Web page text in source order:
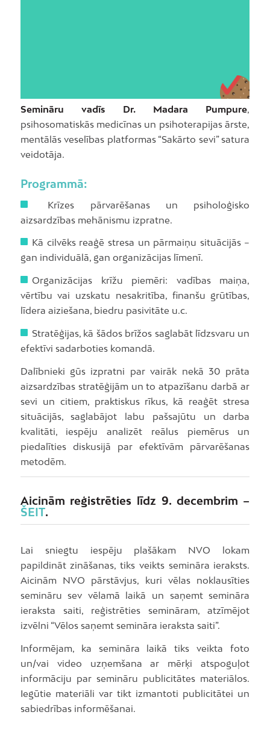
Semināru vadīs Dr. Madara Pumpure,
psihosomatiskās medicīnas un psihoterapijas ārste,
mentālās veselības platformas “Sakārto sevi” satura
veidotāja.
Programmā:
Krīzes pārvarēšanas un psiholoģisko
aizsardzības mehānismu izpratne.
Kā cilvēks reaģē stresa un pārmaiņu situācijās –
gan individuālā, gan organizācijas līmenī.
Organizācijas krīžu piemēri: vadības maiņa,
vērtību vai uzskatu nesakritība, finanšu grūtības,
līdera aiziešana, biedru pasivitāte u.c.
Stratēģijas, kā šādos brīžos saglabāt līdzsvaru un
efektīvi sadarboties komandā.
Dalībnieki gūs izpratni par vairāk nekā 30 prāta
aizsardzības stratēģijām un to atpazīšanu darbā ar
sevi un citiem, praktiskus rīkus, kā reaģēt stresa
situācijās, saglabājot labu pašsajūtu un darba
kvalitāti, iespēju analizēt reālus piemērus un
piedalīties diskusijā par efektīvām pārvarēšanas
metodēm.
Aicinām reģistrēties līdz 9. decembrim –
ŠEIT.
Lai sniegtu iespēju plašākam NVO lokam
papildināt zināšanas, tiks veikts semināra ieraksts.
Aicinām NVO pārstāvjus, kuri vēlas noklausīties
semināru sev vēlamā laikā un saņemt semināra
ieraksta saiti, reģistrēties semināram, atzīmējot
izvēlni “Vēlos saņemt semināra ieraksta saiti”.
Informējam, ka semināra laikā tiks veikta foto
un/vai video uzņemšana ar mērķi atspoguļot
informāciju par semināru publicitātes materiālos.
Iegūtie materiāli var tikt izmantoti publicitātei un
sabiedrības informēšanai.